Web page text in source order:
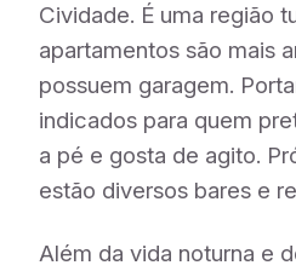
Cividade. É uma região
apartamentos são mais
possuem garagem.
indicados para quem
a pé e gosta de agito.
estão diversos bares e
Além da vida noturna e